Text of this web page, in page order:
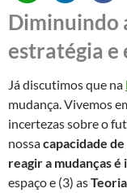
Diminuindo
estratégia e
Já discutimos que na
mudança. Vivemos
incertezas sobre o
nossacapacidade
reagir a mudanças
espaço e (3) as